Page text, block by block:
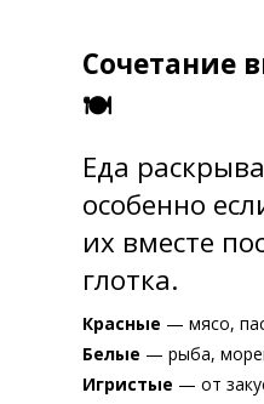
Сочетание
🍽
Еда
особенно
их вместе
глотка.
Красные — мясо,
Белые — рыба,
Игристые — от